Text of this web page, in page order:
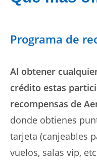
Programa de
Al obtener
crédito estas
recompensas de
donde obtienes
tarjeta (canjeables
vuelos, salas vip,